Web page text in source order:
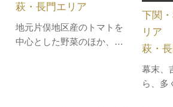
地元片俣地区産のトマトを
中心とした野菜のほか、猪
萩・長門エリア
幕末、
ら、多
下関
リア
萩・